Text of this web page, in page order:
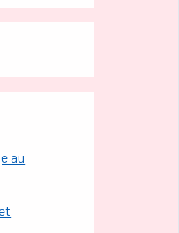
au